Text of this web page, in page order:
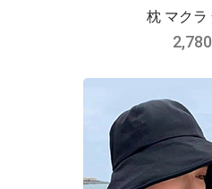
枕 マクラ